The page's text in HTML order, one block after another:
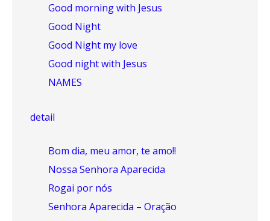
Good morning with Jesus
Good Night
Good Night my love
Good night with Jesus
NAMES
detail
Bom dia, meu amor, te amo!!
Nossa Senhora Aparecida
Rogai por nós
Senhora Aparecida – Oração